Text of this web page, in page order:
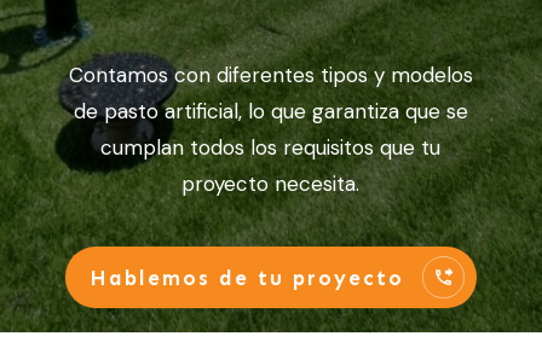
Contamos con diferentes tipos y modelos
de pasto artificial, lo que garantiza que se
cumplan todos los requisitos que tu
proyecto necesita.
Hablemos de tu proyecto